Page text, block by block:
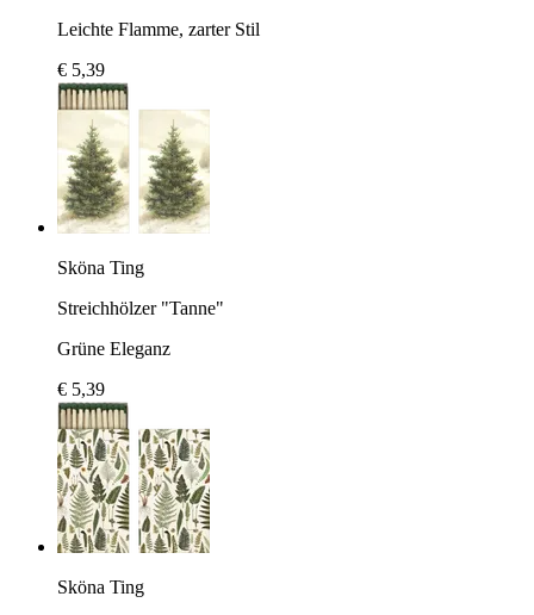
Leichte Flamme, zarter Stil
€ 5,39
Sköna Ting
Streichhölzer "Tanne"
Grüne Eleganz
€ 5,39
Sköna Ting